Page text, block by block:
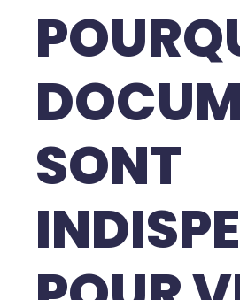
SONT